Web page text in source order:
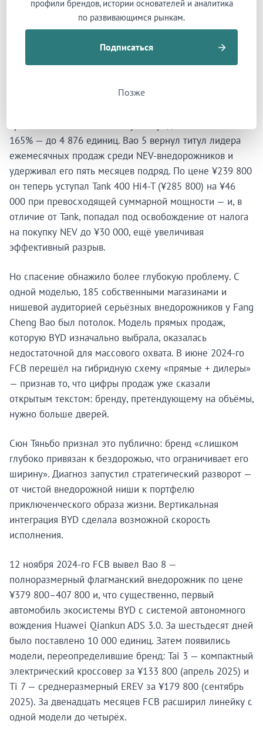
Разворот, которого никто не
планировал
165% — до 4 876 единиц. Bao 5 вернул титул лидера
ежемесячных продаж среди NEV-внедорожников и
удерживал его пять месяцев подряд. По цене ¥239 800
он теперь уступал Tank 400 Hi4-T (¥285 800) на ¥46
000 при превосходящей суммарной мощности — и, в
отличие от Tank, попадал под освобождение от налога
на покупку NEV до ¥30 000, ещё увеличивая
эффективный разрыв.
Но спасение обнажило более глубокую проблему. С
одной моделью, 185 собственными магазинами и
нишевой аудиторией серьёзных внедорожников у Fang
Cheng Bao был потолок. Модель прямых продаж,
которую BYD изначально выбрала, оказалась
недостаточной для массового охвата. В июне 2024-го
FCB перешёл на гибридную схему «прямые + дилеры»
— признав то, что цифры продаж уже сказали
открытым текстом: бренду, претендующему на объёмы,
нужно больше дверей.
Сюн Тяньбо признал это публично: бренд «слишком
глубоко привязан к бездорожью, что ограничивает его
ширину». Диагноз запустил стратегический разворот —
от чистой внедорожной ниши к портфелю
приключенческого образа жизни. Вертикальная
интеграция BYD сделала возможной скорость
исполнения.
12 ноября 2024-го FCB вывел Bao 8 —
полноразмерный флагманский внедорожник по цене
¥379 800–407 800 и, что существенно, первый
автомобиль экосистемы BYD с системой автономного
вождения Huawei Qiankun ADS 3.0. За шестьдесят дней
было поставлено 10 000 единиц. Затем появились
модели, переопределившие бренд: Tai 3 — компактный
электрический кроссовер за ¥133 800 (апрель 2025) и
Ti 7 — среднеразмерный EREV за ¥179 800 (сентябрь
2025). За двенадцать месяцев FCB расширил линейку с
одной модели до четырёх.
профили брендов, истории основателей и аналитика
по развивающимся рынкам.
Подписаться
Позже